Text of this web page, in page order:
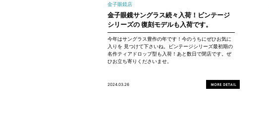
金子眼鏡店
金子眼鏡サングラス続々入荷！ビンテージ
シリーズの 復刻モデルも入荷です。
今年はサングラス豊作の年です！今のうちにぜひお気に
入りを 見つけて下さいね。ビンテージシリーズ最初期の
名作ティアドロップ型も入荷！あと数日で閉店です。ぜ
ひお立ち寄りくださいませ。
2024.03.26